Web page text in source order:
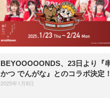
BEYOOOOONDS、23日より『
かつ でんがな』とのコラボ決定
2025年1月8日